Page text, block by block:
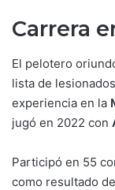
Carrera
El pelotero
lista de
experiencia en la
jugó en 2022 con
Participó en 55
como resultado